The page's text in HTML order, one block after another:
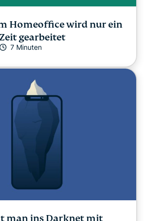
Homeoffice wird nur ein
gearbeitet
7 Minuten
man ins Darknet mit